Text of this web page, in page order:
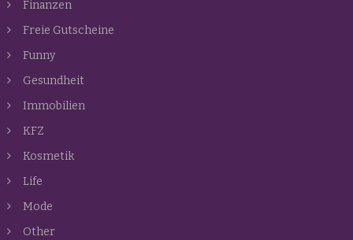
Finanzen
Freie Gutscheine
Funny
Gesundheit
Immobilien
KFZ
Kosmetik
Life
Mode
Other